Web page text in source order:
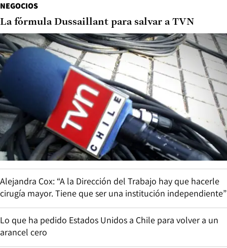
NEGOCIOS
La fórmula Dussaillant para salvar a TVN
Alejandra Cox: “A la Dirección del Trabajo hay que hacerle
cirugía mayor. Tiene que ser una institución independiente”
Lo que ha pedido Estados Unidos a Chile para volver a un
arancel cero